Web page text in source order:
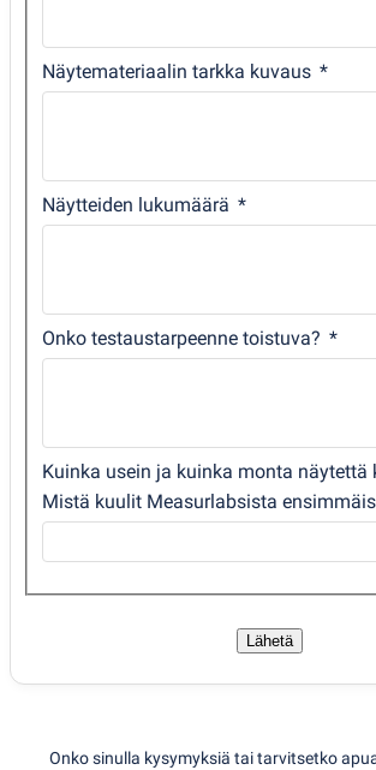
Näytemateriaalin tarkka kuvaus
Näytteiden lukumäärä
Onko testaustarpeenne toistuva?
Kuinka usein ja kuinka monta näytettä
Mistä kuulit Measurlabsista
Lähetä
Onko sinulla kysymyksiä tai tarvitsetko